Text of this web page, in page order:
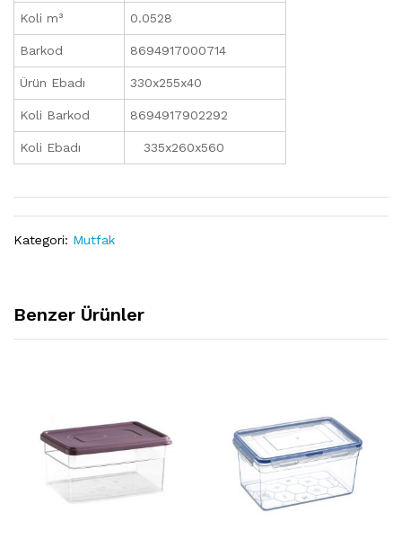
Koli m³ 0.0528
Barkod 8694917000714
Ürün Ebadı 330x255x40
Koli Barkod 8694917902292
Koli Ebadı 335x260x560
Kategori: Mutfak
Benzer Ürünler